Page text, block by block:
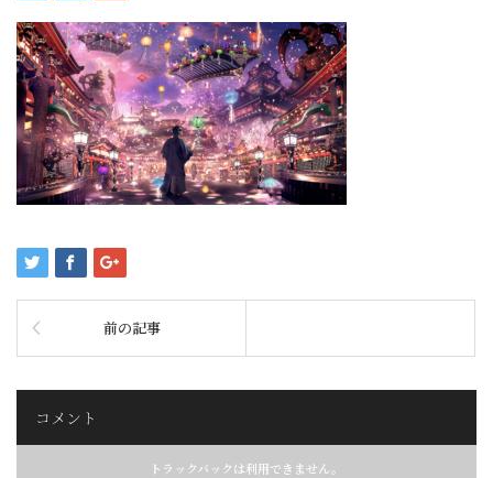
前の記事
コメント
トラックバックは利用できません。